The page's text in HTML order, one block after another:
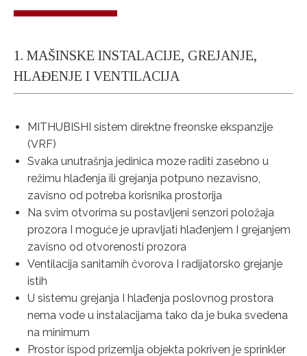
1. MAŠINSKE INSTALACIJE, GREJANJE,
HLAĐENJE I VENTILACIJA
MITHUBISHI sistem direktne freonske ekspanzije
(VRF)
Svaka unutrašnja jedinica moze raditi zasebno u
režimu hlađenja ili grejanja potpuno nezavisno,
zavisno od potreba korisnika prostorija
Na svim otvorima su postavljeni senzori položaja
prozora I moguće je upravljati hlađenjem I grejanjem
zavisno od otvorenosti prozora
Ventilacija sanitarnih čvorova I radijatorsko grejanje
istih
U sistemu grejanja I hlađenja poslovnog prostora
nema vode u instalacijama tako da je buka svedena
na minimum
Prostor ispod prizemlja objekta pokriven je sprinkler